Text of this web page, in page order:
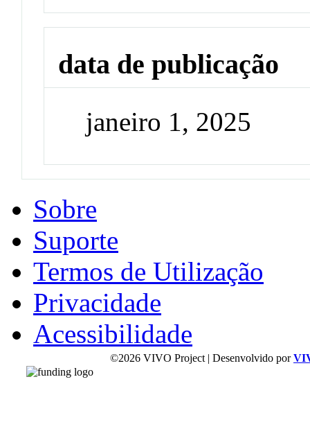
data de publicação
janeiro 1, 2025
Sobre
Suporte
Termos de Utilização
Privacidade
Acessibilidade
©2026 VIVO Project | Desenvolvido por